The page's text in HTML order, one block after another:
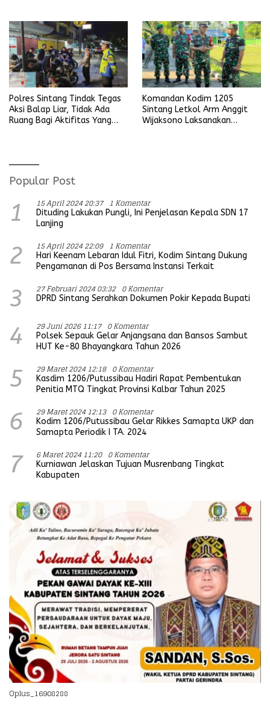
Polres Sintang Tindak Tegas
Aksi Balap Liar, Tidak Ada
Ruang Bagi Aktifitas Yang
Komandan Kodim 1205
Sintang Letkol Arm Anggit
Wijaksono Laksanakan
Popular Post
1 15 April 2024 20:37 1 Komentar
Dituding Lakukan Pungli, Ini Penjelasan Kepala SDN 17
Lanjing
2 15 April 2024 22:09 1 Komentar
Hari Keenam Lebaran Idul Fitri, Kodim Sintang Dukung
Pengamanan di Pos Bersama Instansi Terkait
3 27 Februari 2024 03:32 0 Komentar
DPRD Sintang Serahkan Dokumen Pokir Kepada Bupati
4 29 Juni 2026 11:17 0 Komentar
Polsek Sepauk Gelar Anjangsana dan Bansos Sambut
HUT Ke-80 Bhayangkara Tahun 2026
5 29 Maret 2024 12:18 0 Komentar
Kasdim 1206/Putussibau Hadiri Rapat Pembentukan
Penitia MTQ Tingkat Provinsi Kalbar Tahun 2025
6 29 Maret 2024 12:13 0 Komentar
Kodim 1206/Putussibau Gelar Rikkes Samapta UKP dan
Samapta Periodik I TA. 2024
7 6 Maret 2024 11:20 0 Komentar
Kurniawan Jelaskan Tujuan Musrenbang Tingkat
Kabupaten
Oplus_16908288